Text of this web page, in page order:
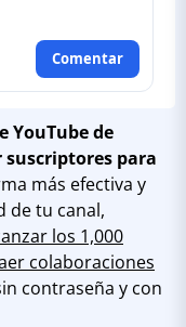
YouTube de
suscriptores para
más efectiva y
de tu canal,
los 1,000
colaboraciones
contraseña y con
Comentar